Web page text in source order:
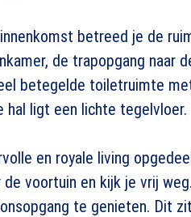
betreed je de
de trapopgang naar
betegelde toiletruimte
hal ligt een lichte tegelvloer.
en royale living
de voortuin en kijk je vrij
te genieten. Dit